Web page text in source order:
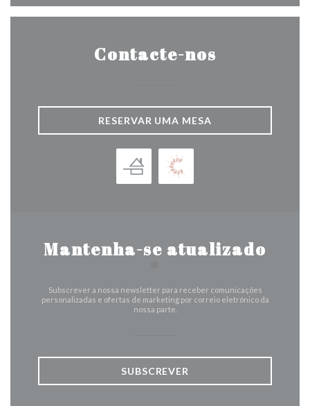
Contacte-nos
RESERVAR UMA MESA
Mantenha-se atualizado
Subscrever a nossa newsletter para receber comunicações
personalizadas e ofertas de marketing por correio eletrónico da
nossa parte.
SUBSCREVER